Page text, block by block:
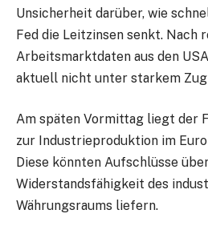
Unsicherheit darüber, wie
Fed die Leitzinsen senkt. Nach
Arbeitsmarktdaten aus den
aktuell nicht unter starkem
Am späten Vormittag liegt der
zur Industrieproduktion im
Diese könnten Aufschlüsse
Widerstandsfähigkeit des
Währungsraums liefern.